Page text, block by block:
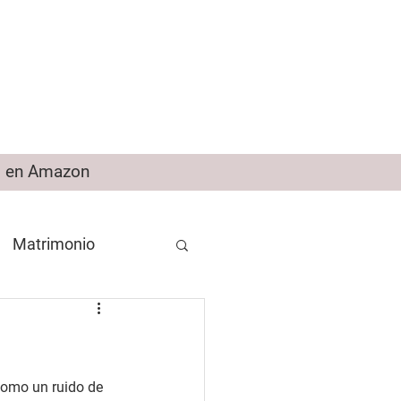
Amazon
Matrimonio
un ruido de